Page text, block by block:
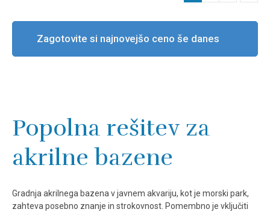
Zagotovite si najnovejšo ceno še danes
Popolna rešitev za
akrilne bazene
Gradnja akrilnega bazena v javnem akvariju, kot je morski park,
zahteva posebno znanje in strokovnost. Pomembno je vključiti